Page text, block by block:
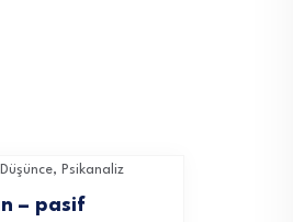
Düşünce, Psikanaliz
– pasif